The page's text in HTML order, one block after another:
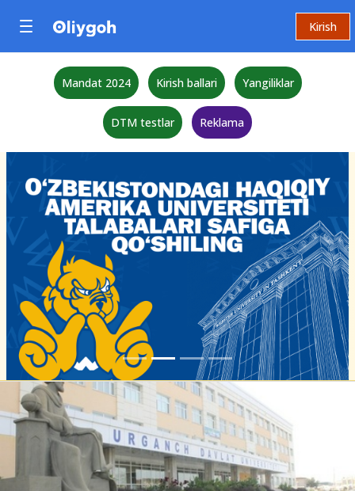
Kirish
Mandat 2024 Kirish ballari Yangiliklar
DTM testlar Reklama